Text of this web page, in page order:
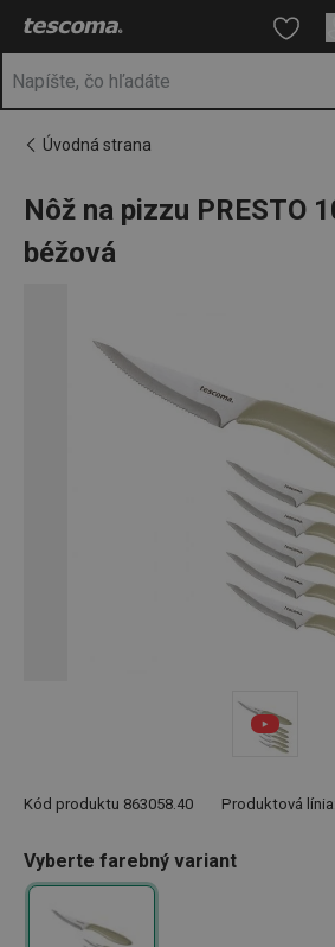
Nachádzate sa na stránke Nôž na pizzu
Prejsť na hlavný
Prejsť na
Prejsť na
Úvodná strana
Nôž na pizzu PRESTO
béžová
Kód produktu 863058.40 Produktová línia:
Vyberte farebný variant